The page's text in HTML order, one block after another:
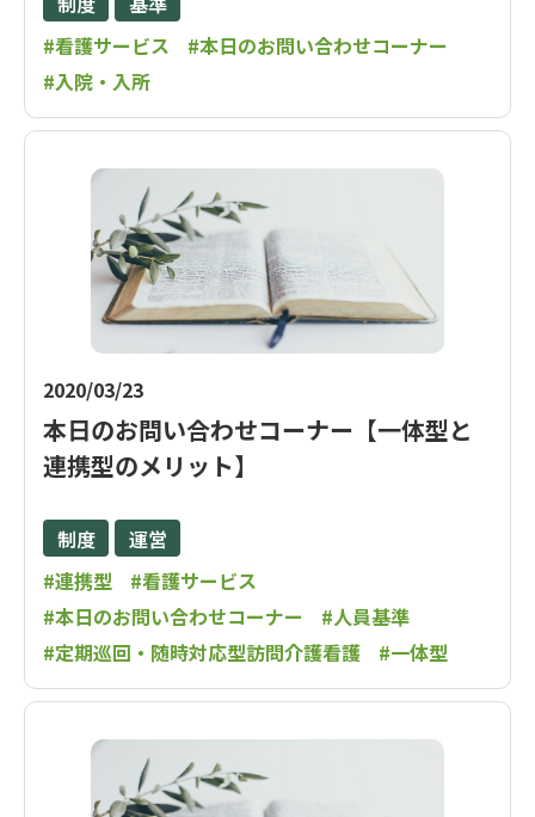
#看護サービス
#本日のお問い合わせコーナー
#入院・入所
2020/03/23
本日のお問い合わせコーナー【一体型と
連携型のメリット】
制度
運営
#連携型
#看護サービス
#本日のお問い合わせコーナー
#人員基準
#定期巡回・随時対応型訪問介護看護
#一体型